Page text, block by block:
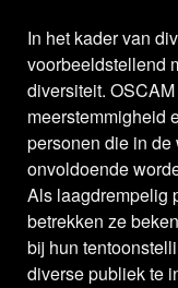
In het kader van
voorbeeldstellend
diversiteit.
meerstemmigheid
personen die in de
onvoldoende
Als laagdrempelig
betrekken ze
bij hun
diverse publiek te